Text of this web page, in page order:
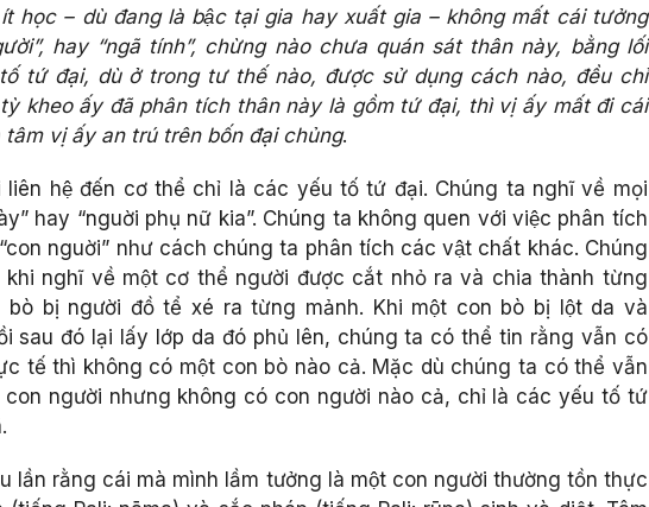
học – dù đang là bậc tại gia hay xuất gia – không mất cái tưởng
hay “ngã tính”, chừng nào chưa quán sát thân này, bằng lối
tứ đại, dù ở trong tư thế nào, được sử dụng cách nào, đều chỉ
kheo ấy đã phân tích thân này là gồm tứ đại, thì vị ấy mất đi cái
tâm vị ấy an trú trên bốn đại chủng.
liên hệ đến cơ thể chỉ là các yếu tố tứ đại. Chúng ta nghĩ về mọi
hay “nguời phụ nữ kia”. Chúng ta không quen với việc phân tích
nguời” như cách chúng ta phân tích các vật chất khác. Chúng
nghĩ về một cơ thể người được cắt nhỏ ra và chia thành từng
bò bị người đồ tể xé ra từng mảnh. Khi một con bò bị lột da và
sau đó lại lấy lớp da đó phủ lên, chúng ta có thể tin rằng vẫn có
tế thì không có một con bò nào cả. Mặc dù chúng ta có thể vẫn
người nhưng không có con người nào cả, chỉ là các yếu tố tứ
lần rằng cái mà mình lầm tưởng là một con người thường tồn thực